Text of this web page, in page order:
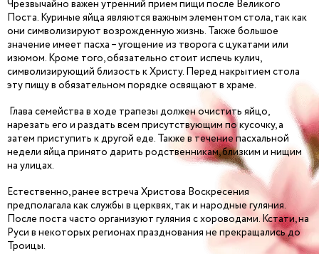
Чрезвычайно важен утренний прием пищи после Великого
Поста. Куриные яйца являются важным элементом стола, так как
они символизируют возрожденную жизнь. Также большое
значение имеет пасха – угощение из творога с цукатами или
изюмом. Кроме того, обязательно стоит испечь кулич,
символизирующий близость к Христу. Перед накрытием стола
эту пищу в обязательном порядке освящают в храме.
Глава семейства в ходе трапезы должен очистить яйцо,
нарезать его и раздать всем присутствующим по кусочку, а
затем приступить к другой еде. Также в течение пасхальной
недели яйца принято дарить родственникам, близким и нищим
на улицах.
Естественно, ранее встреча Христова Воскресения
предполагала как службы в церквях, так и народные гуляния.
После поста часто организуют гуляния с хороводами. Кстати, на
Руси в некоторых регионах празднования не прекращались до
Троицы.